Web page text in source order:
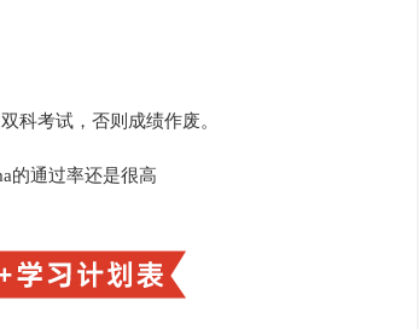
科考试，否则成绩作废。
的通过率还是很高